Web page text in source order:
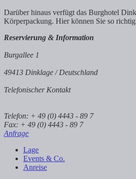
Darüber hinaus verfügt das Burghotel
Körperpackung. Hier können Sie so richtig
Reservierung & Information
Burgallee 1
49413 Dinklage / Deutschland
Telefonischer Kontakt
Telefon: + 49 (0) 4443 - 89 7
Fax: + 49 (0) 4443 - 89 7
Anfrage
Lage
Events & Co.
Anreise